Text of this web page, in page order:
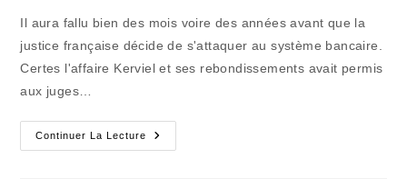
Il aura fallu bien des mois voire des années avant que la
justice française décide de s'attaquer au système bancaire.
Certes l'affaire Kerviel et ses rebondissements avait permis
aux juges…
Continuer La Lecture
Les
Banques